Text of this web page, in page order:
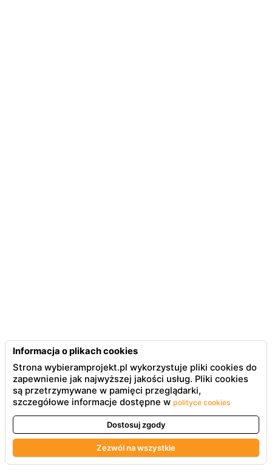
Informacja o plikach cookies
Strona wybieramprojekt.pl wykorzystuje pliki cookies do
zapewnienie jak najwyższej jakości usług. Pliki cookies
są przetrzymywane w pamięci przeglądarki,
szczegółowe informacje dostępne w polityce cookies
Dostosuj zgody
Zezwól na wszystkie